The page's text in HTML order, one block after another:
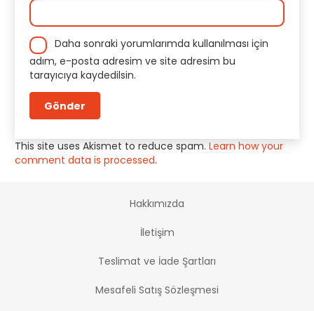
Daha sonraki yorumlarımda kullanılması için
adım, e-posta adresim ve site adresim bu
tarayıcıya kaydedilsin.
This site uses Akismet to reduce spam. Learn how your
comment data is processed.
Hakkımızda
İletişim
Teslimat ve İade Şartları
Mesafeli Satış Sözleşmesi